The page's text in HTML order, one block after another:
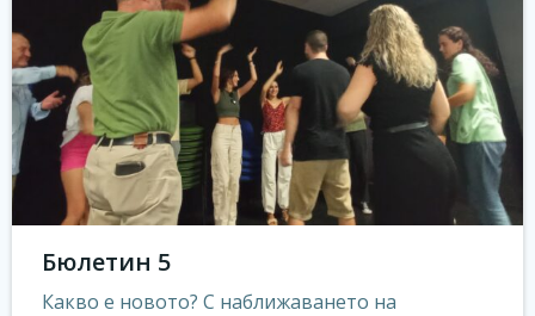
Бюлетин 5
Какво е новото? С наближаването на